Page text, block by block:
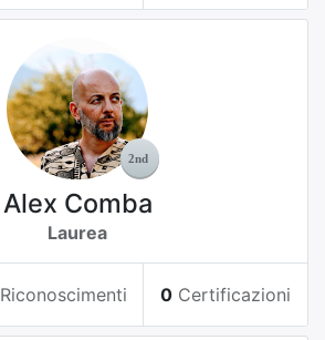
Alex Comba
Laurea
Riconoscimenti 0 Certificazioni